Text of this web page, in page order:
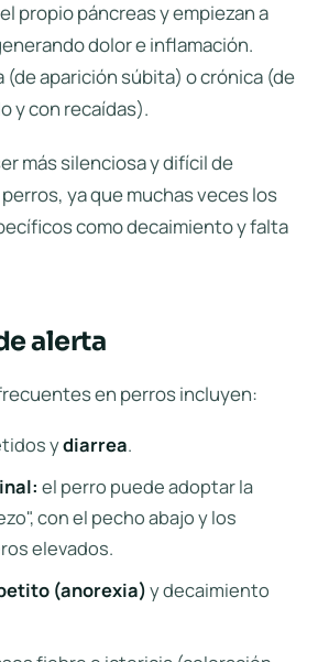
propio páncreas y empiezan a
dolor e inflamación.
(de aparición súbita) o crónica (de
y con recaídas).
más silenciosa y difícil de
ya que muchas veces los
como decaimiento y falta
alerta
en perros incluyen:
ydiarrea.
el perro puede adoptar la
con el pecho abajo y los
elevados.
(anorexia)y decaimiento